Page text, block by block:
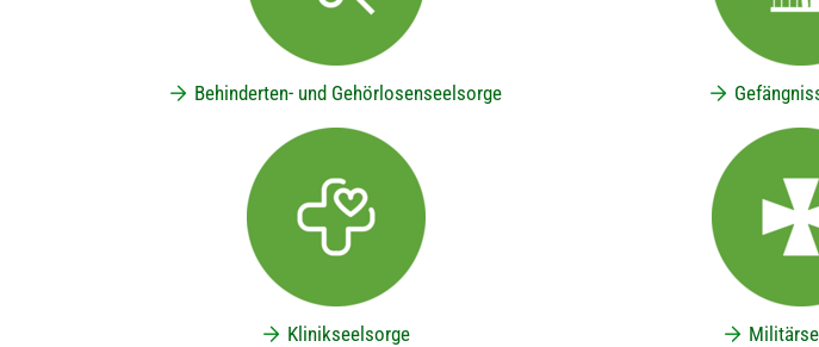
Behinderten- und Gehörlosenseelsorge
Klinikseelsorge